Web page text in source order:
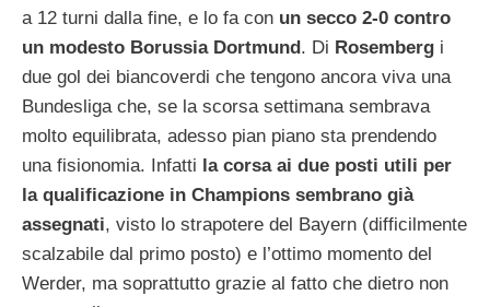
a 12 turni dalla fine, e lo fa con un secco 2-0 contro
un modesto Borussia Dortmund. Di Rosemberg i
due gol dei biancoverdi che tengono ancora viva una
Bundesliga che, se la scorsa settimana sembrava
molto equilibrata, adesso pian piano sta prendendo
una fisionomia. Infatti la corsa ai due posti utili per
la qualificazione in Champions sembrano già
assegnati, visto lo strapotere del Bayern (difficilmente
scalzabile dal primo posto) e l’ottimo momento del
Werder, ma soprattutto grazie al fatto che dietro non